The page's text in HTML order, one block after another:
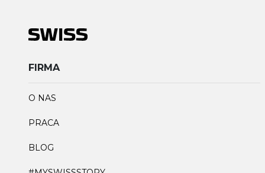
FIRMA
O NAS
PRACA
BLOG